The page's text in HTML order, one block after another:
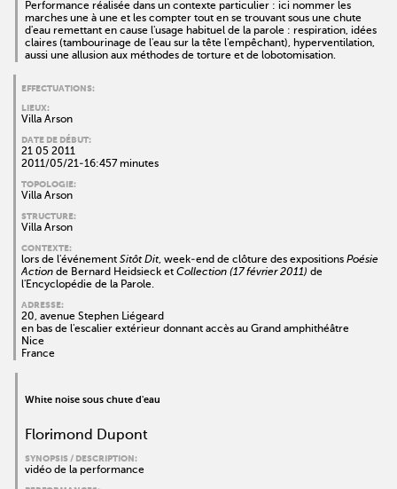
Performance réalisée dans un contexte particulier : ici nommer les
marches une à une et les compter tout en se trouvant sous une chute
d'eau remettant en cause l'usage habituel de la parole : respiration, idées
claires (tambourinage de l'eau sur la tête l'empêchant), hyperventilation,
aussi une allusion aux méthodes de torture et de lobotomisation.
EFFECTUATIONS:
LIEUX:
Villa Arson
DATE DE DÉBUT:
21 05 2011
2011/05/21-16:457 minutes
TOPOLOGIE:
Villa Arson
STRUCTURE:
Villa Arson
CONTEXTE:
lors de l'événement Sitôt Dit, week-end de clôture des expositions Poésie
Actionde Bernard Heidsieck et Collection (17 février 2011) de
l'Encyclopédie de la Parole.
ADRESSE:
20, avenue Stephen Liégeard
en bas de l'escalier extérieur donnant accès au Grand amphithéâtre
Nice
France
White noise sous chute d'eau
Florimond Dupont
SYNOPSIS / DESCRIPTION:
vidéo de la performance